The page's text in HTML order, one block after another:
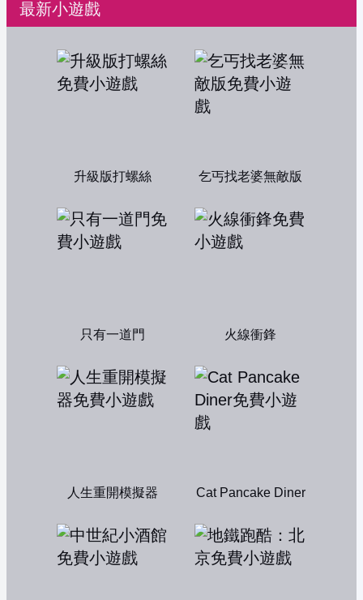
最新小遊戲
升級版打螺絲 乞丐找老婆無敵版
只有一道門 火線衝鋒
人生重開模擬器 Cat Pancake Diner